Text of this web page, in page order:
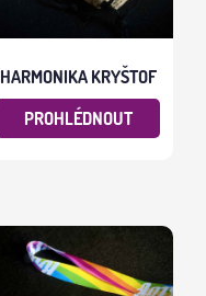
HARMONIKA KRYŠTOF
PROHLÉDNOUT